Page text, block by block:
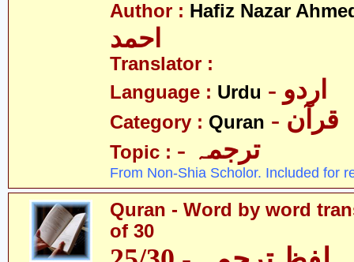
Author : Hafiz Nazar
احمد
Translator :
Language : Urdu - اردو
Category : Quran - قرآن
Topic : - ترجمہ
From Non-Shia Scholor. Included for
Quran - Word by word
of 30